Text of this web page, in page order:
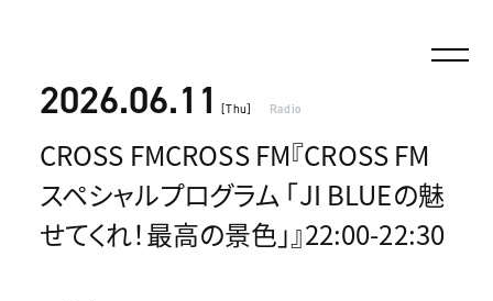
2026.06.11 [Thu] Radio
CROSS FMCROSS FM『CROSS FM
スペシャルプログラム 「JI BLUEの魅
せてくれ！最高の景色」』22:00-22:30